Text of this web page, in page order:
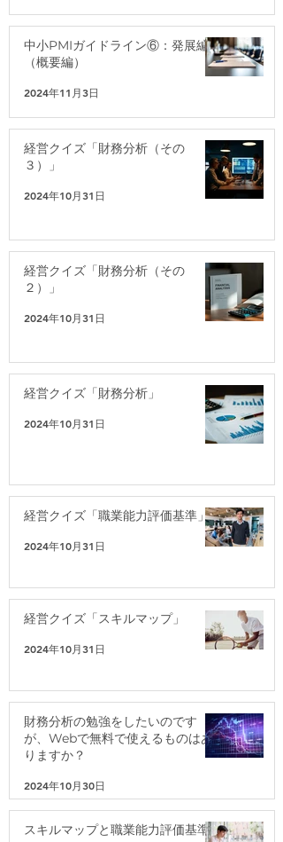
中小PMIガイドライン⑥：発展編
（概要編）
2024年11月3日
経営クイズ「財務分析（その
３）」
2024年10月31日
経営クイズ「財務分析（その
２）」
2024年10月31日
経営クイズ「財務分析」
2024年10月31日
経営クイズ「職業能力評価基準」
2024年10月31日
経営クイズ「スキルマップ」
2024年10月31日
財務分析の勉強をしたいのです
が、Webで無料で使えるものはあ
りますか？
2024年10月30日
スキルマップと職業能力評価基準